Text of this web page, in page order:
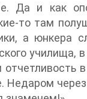
Да и как
то там
а юнкера
училища,
отчетливость
Недаром